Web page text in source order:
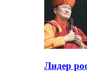
Лидер